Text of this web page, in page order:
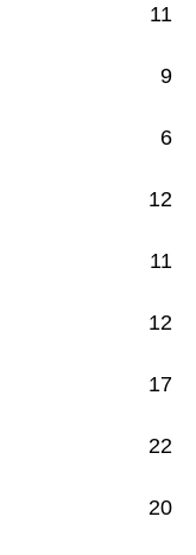
11
9
6
12
11
12
17
22
20